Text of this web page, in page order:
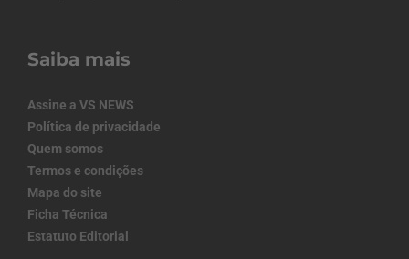
Saiba mais
Assine a VS NEWS
Política de privacidade
Quem somos
Termos e condições
Mapa do site
Ficha Técnica
Estatuto Editorial